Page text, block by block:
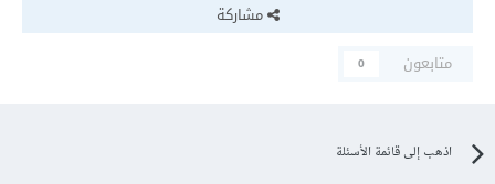
مشاركة
متابعون
0
اذهب إلى قائمة الأسئلة